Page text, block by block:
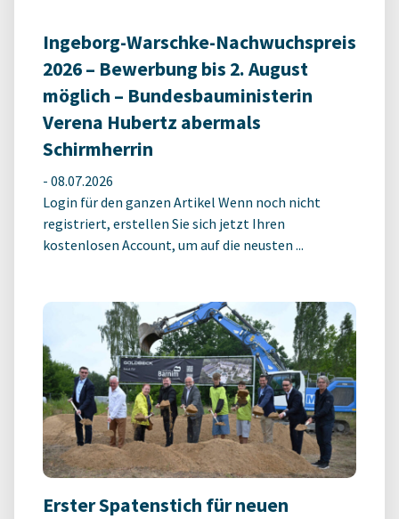
Ingeborg-Warschke-Nachwuchspreis
2026 – Bewerbung bis 2. August
möglich – Bundesbauministerin
Verena Hubertz abermals
Schirmherrin
- 08.07.2026
Login für den ganzen Artikel Wenn noch nicht
registriert, erstellen Sie sich jetzt Ihren
kostenlosen Account, um auf die neusten ...
Erster Spatenstich für neuen